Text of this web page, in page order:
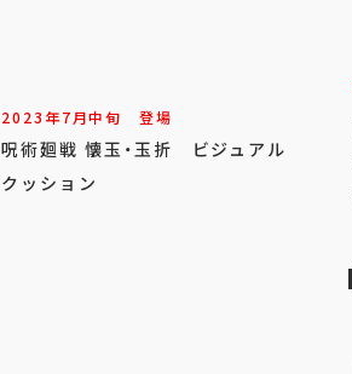
2023年7月中旬 登場
呪術廻戦 懐玉・玉折 ビジュアル
クッション